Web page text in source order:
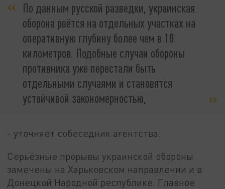
По данным русской разведки, украинская
оборона рвётся на отдельных участках на
оперативную глубину более чем в 10
километров. Подобные случаи обороны
противника уже перестали быть
отдельными случаями и становятся
устойчивой закономерностью,
- уточняет собеседник агентства.
Серьёзные прорывы украинской обороны
замечены на Харьковском направлении и в
Донецкой Народной республике. Главное